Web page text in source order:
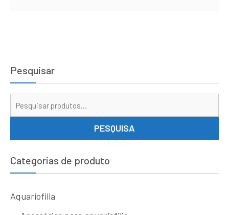
Pesquisar
PESQUISA
Categorias de produto
Aquariofilia